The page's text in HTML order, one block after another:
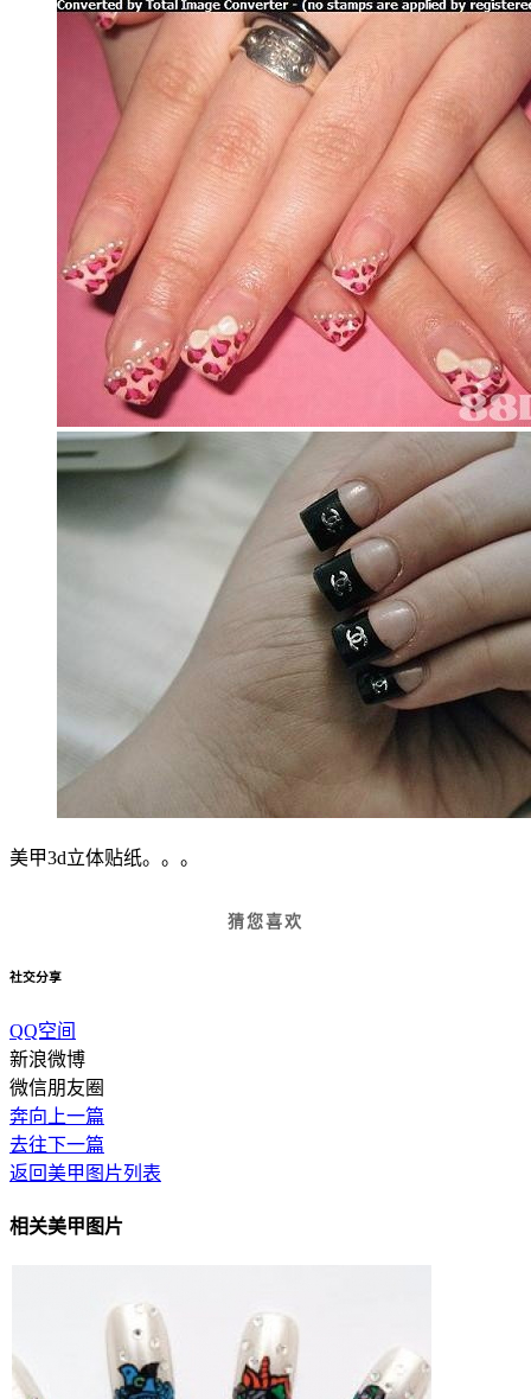
美甲3d立体贴纸。。。
猜您喜欢
社交分享
QQ空间
新浪微博
微信朋友圈
奔向上一篇
去往下一篇
返回美甲图片列表
相关美甲图片